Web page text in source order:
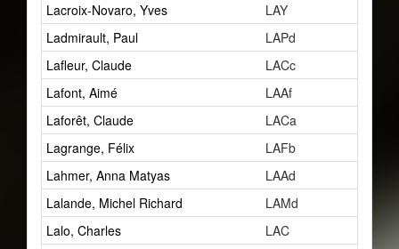
Lacroix-Novaro, Yves
LAY
Ladmirault, Paul
LAPd
Lafleur, Claude
LACc
Lafont, Aimé
LAAf
Laforêt, Claude
LACa
Lagrange, Félix
LAFb
Lahmer, Anna Matyas
LAAd
Lalande, Michel Richard
LAMd
Lalo, Charles
LAC